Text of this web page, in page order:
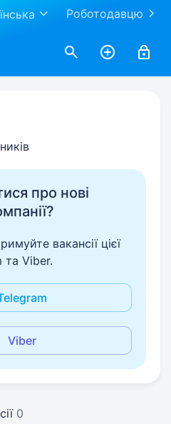
Роботодавцю
про нові
вакансії цієї
та Viber.
Viber
0